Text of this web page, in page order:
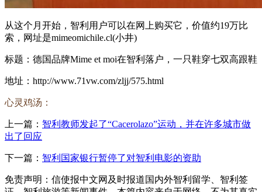
从这个月开始，智利用户可以在网上购买它，价值约19万比
索，网址是mimeomichile.cl(小井)
标题：德国品牌Mime et moi在智利落户，一只鞋穿七双高跟鞋
地址：http://www.71vw.com/zljj/575.html
心灵鸡汤：
上一篇： 智利教师发起了“Cacerolazo”运动，并在许多城市做
出了回应
下一篇： 智利国家银行暂停了对智利电影的资助
免责声明：信使报中文网及时报道国内外智利留学、智利签